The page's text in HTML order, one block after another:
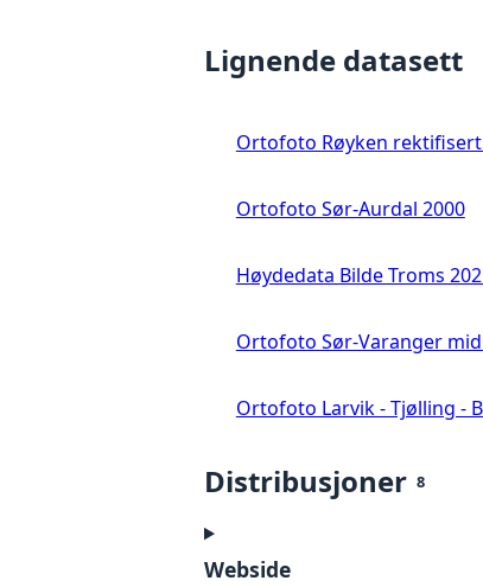
Lignende datasett
Ortofoto Røyken rektifisert
Ortofoto Sør-Aurdal 2000
Høydedata Bilde Troms
Ortofoto Sør-Varanger
Ortofoto Larvik - Tjølling -
Distribusjoner 8
Webside